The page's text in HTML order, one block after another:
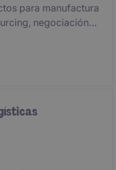
para manufactura
negociación
indispensable.
Baja California.